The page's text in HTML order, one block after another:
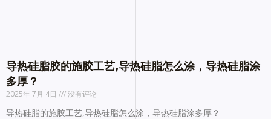
导热硅脂胶的施胶工艺,导热硅脂怎么涂，导热硅脂涂
多厚？
2025年 7月 4日 没有评论
导热硅脂的施胶工艺,导热硅脂怎么涂，导热硅脂涂多厚？